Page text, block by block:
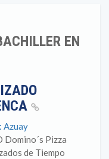
EN
Azuay
Pizza
de Tiempo